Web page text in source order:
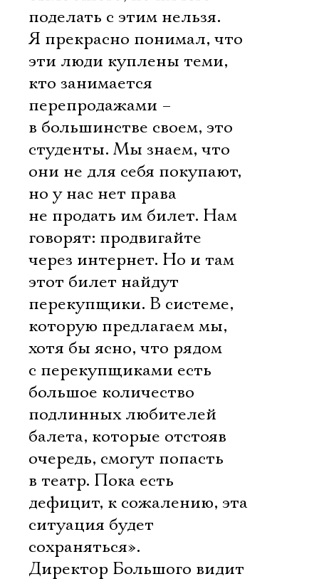
поделать с этим нельзя.
Я прекрасно понимал, что
эти люди куплены теми,
кто занимается
перепродажами –
в большинстве своем, это
студенты. Мы знаем, что
они не для себя покупают,
но у нас нет права
не продать им билет. Нам
говорят: продвигайте
через интернет. Но и там
этот билет найдут
перекупщики. В системе,
которую предлагаем мы,
хотя бы ясно, что рядом
с перекупщиками есть
большое количество
подлинных любителей
балета, которые отстояв
очередь, смогут попасть
в театр. Пока есть
дефицит, к сожалению, эта
ситуация будет
сохраняться».
Директор Большого видит